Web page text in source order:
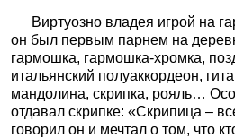
Виртуозно владея игрой на
он был первым парнем на
гармошка, гармошка-хромка,
итальянский полуаккордеон,
мандолина, скрипка, рояль…
отдавал скрипке: «Скрипица –
говорил он и мечтал о том, что